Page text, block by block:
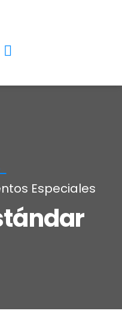
34 34
Especiales